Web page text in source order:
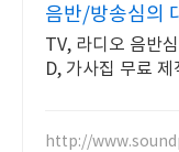
음반/방송심의
TV, 라디오 음반
D, 가사집 무료 제
http://